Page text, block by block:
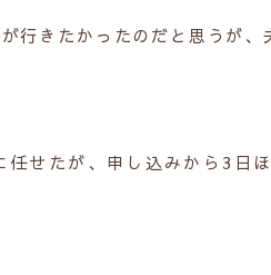
行きたかったのだと思うが
任せたが、申し込みから3日